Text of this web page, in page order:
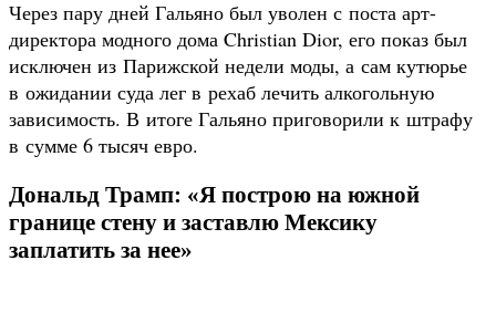
Через пару дней Гальяно был уволен с поста арт-
директора модного дома Christian Dior, его показ был
исключен из Парижской недели моды, а сам кутюрье
в ожидании суда лег в рехаб лечить алкогольную
зависимость. В итоге Гальяно приговорили к штрафу
в сумме 6 тысяч евро.
Дональд Трамп: «Я построю на южной
границе стену и заставлю Мексику
заплатить за нее»